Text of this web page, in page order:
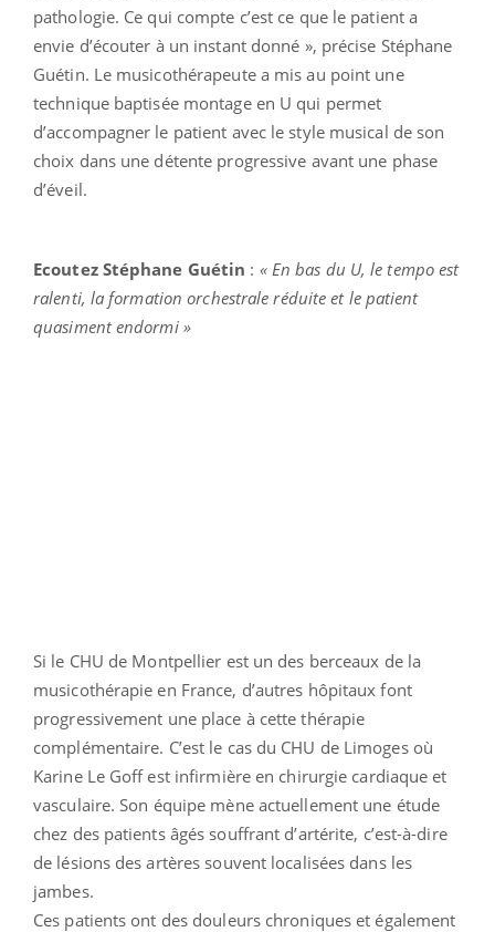
pathologie. Ce qui compte c’est ce que le patient a
envie d’écouter à un instant donné », précise Stéphane
Guétin. Le musicothérapeute a mis au point une
technique baptisée montage en U qui permet
d’accompagner le patient avec le style musical de son
choix dans une détente progressive avant une phase
d’éveil.
Ecoutez Stéphane Guétin : « En bas du U, le tempo est
ralenti, la formation orchestrale réduite et le patient
quasiment endormi »
Si le CHU de Montpellier est un des berceaux de la
musicothérapie en France, d’autres hôpitaux font
progressivement une place à cette thérapie
complémentaire. C’est le cas du CHU de Limoges où
Karine Le Goff est infirmière en chirurgie cardiaque et
vasculaire. Son équipe mène actuellement une étude
chez des patients âgés souffrant d’artérite, c’est-à-dire
de lésions des artères souvent localisées dans les
jambes.
Ces patients ont des douleurs chroniques et également